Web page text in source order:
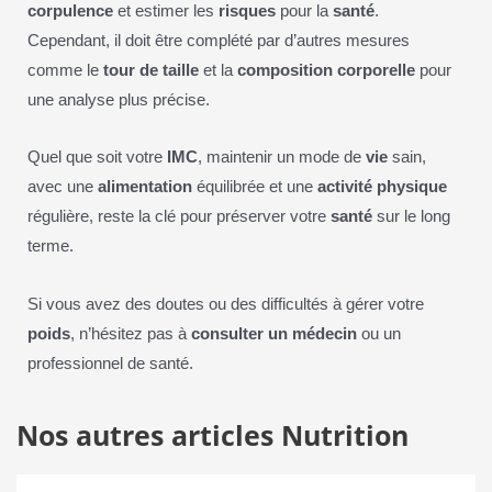
corpulenceet estimer les risquespour la santé.
Cependant, il doit être complété par d’autres mesures
comme le tour de tailleet la composition corporellepour
une analyse plus précise.
Quel que soit votre IMC, maintenir un mode de viesain,
avec une alimentationéquilibrée et une activité physique
régulière, reste la clé pour préserver votre santésur le long
terme.
Si vous avez des doutes ou des difficultés à gérer votre
poids, n’hésitez pas à consulter un médecinou un
professionnel de santé.
Nos autres articles Nutrition